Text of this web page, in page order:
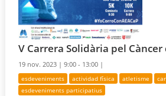
V Carrera Solidària pel Càncer
19 nov. 2023 |9:00 - 13:00 |
esdeveniments actividad física atletisme
esdeveniments participatius